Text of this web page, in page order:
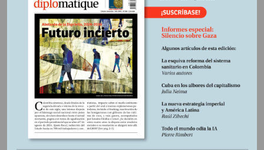
Las madres judías y la
masacre de niños palestinos
Cuando un país decide que los niños son objetivo militar y
los masacra, y bombardea hospitales, escuelas, aplasta a
un pueblo bajo escombros, y una parte de la humanidad
aplaude, y otra calla, es tiempo de cuestionar la idea de lo
que es “la humanidad”. Y en particular, dentro de esa
humanidad, el papel de...